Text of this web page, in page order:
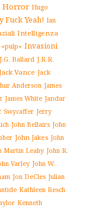
Horror Hugo
Fuck Yeah! Ian
Intelligenza
Invasioni
J.G. Ballard J.R.R.
Vance Jack
Anderson James
James White Jandar
Swycaffer Jerry
John Bellairs John
John Jakes John
Martin Leahy John R.
Varley John W.
Jon DeCles Julian
Kathleen Resch
Kenneth